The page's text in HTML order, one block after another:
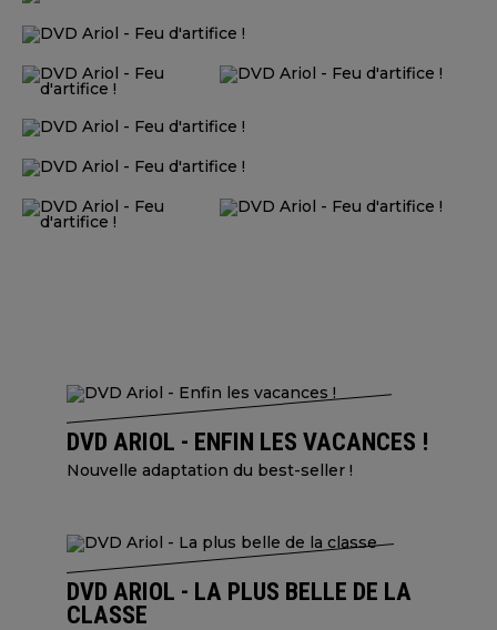
DVD ARIOL - ENFIN LES VACANCES !
Nouvelle adaptation du best-seller !
DVD ARIOL - LA PLUS BELLE DE LA
CLASSE